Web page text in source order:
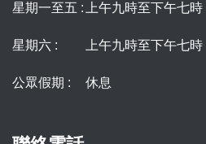
星期一至五 : 上午九時至下午七時
星期六 : 上午九時至下午七時
公眾假期 : 休息